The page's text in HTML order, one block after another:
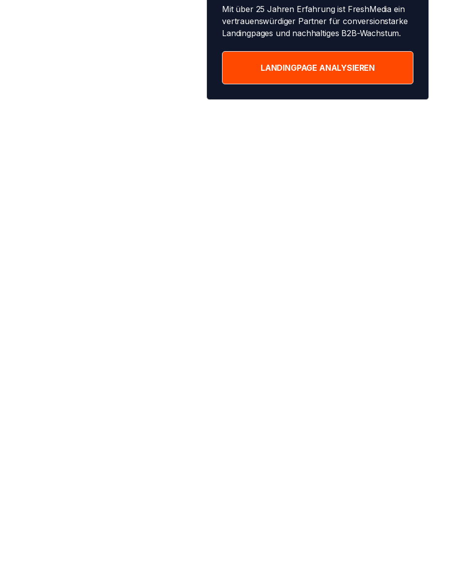
Mit über 25 Jahren Erfahrung ist FreshMedia ein
vertrauenswürdiger Partner für conversionstarke
Landingpages und nachhaltiges B2B-Wachstum.
LANDINGPAGE ANALYSIEREN